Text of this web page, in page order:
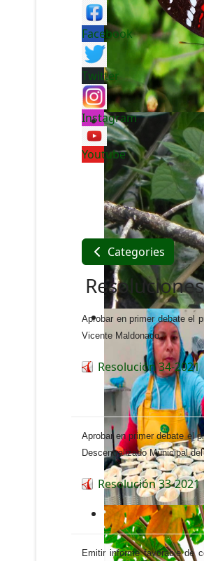
Facebook
Twitter
Instagram
Youtube
Categories
Aprobar en primer debate el
Vicente Maldonado.
Resolución 34-2021
Aprobar en primer debate el
Descentralizado Municipal
Resolución 33-2021
Emitir informe favorable de